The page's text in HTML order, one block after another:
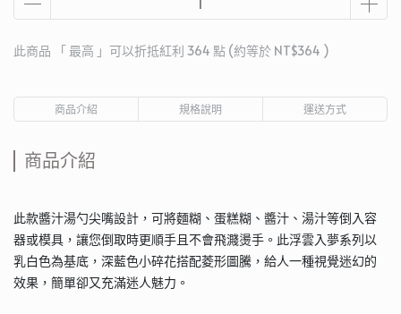
此商品 「 最高 」可以折抵紅利 364 點 (約等於 NT$364 )
商品介紹 規格說明 運送方式
商品介紹
此款醬汁湯勺尖嘴設計，可將麵糊、蛋糕糊、醬汁、湯汁等倒入容
器或模具，讓您倒取時更順手且不會飛濺燙手。此浮雲入夢系列以
乳白色為基底，深藍色小碎花搭配菱形圖騰，給人一種視覺迷幻的
效果，簡單卻又充滿迷人魅力。